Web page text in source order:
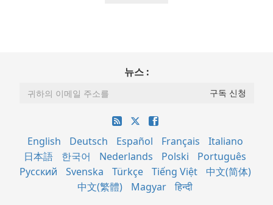
뉴스 :
English Deutsch Español Français
Italiano
日本語
한국어 Nederlands Polski
Português
Русский
Svenska Türkçe Tiếng Việt
中文(简体)
中文(繁體)
Magyar हिन्दी